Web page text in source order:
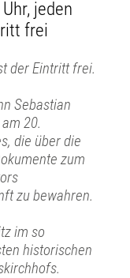
jeden
frei
der Eintritt frei.
Sebastian
20.
die über die
zum
zu bewahren.
im so
historischen